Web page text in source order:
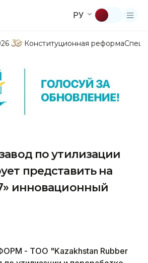
РУ
Конституционная реформа
по утилизации
представить на
инновационный
- ТОО "Kazakhstan Rubber